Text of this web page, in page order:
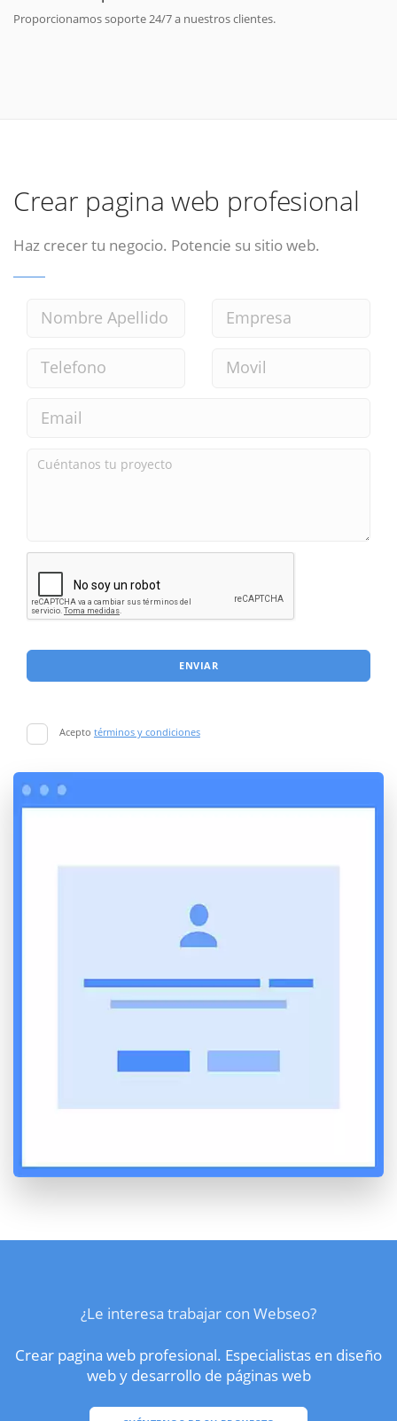
Proporcionamos soporte 24/7 a nuestros clientes.
Crear pagina web profesional
Haz crecer tu negocio. Potencie su sitio web.
ENVIAR
Acepto términos y condiciones
¿Le interesa trabajar con Webseo?
Crear pagina web profesional. Especialistas en diseño
web y desarrollo de páginas web